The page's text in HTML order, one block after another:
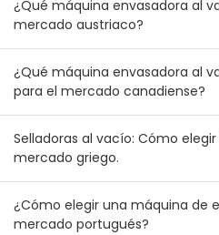
¿Qué máquina envasadora al
mercado austriaco?
¿Qué máquina envasadora al
para el mercado canadiense?
Selladoras al vacío: Cómo
mercado griego.
¿Cómo elegir una máquina de
mercado portugués?